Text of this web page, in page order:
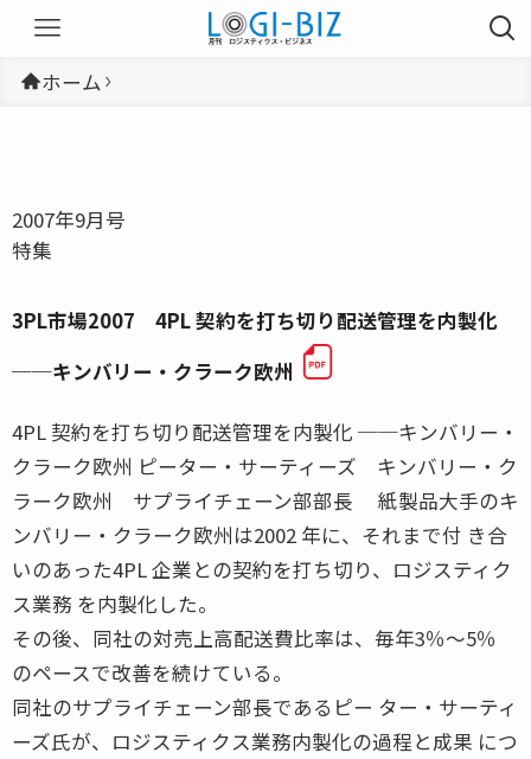
ホーム
2007年9月号
特集
3PL市場2007 4PL 契約を打ち切り配送管理を内製化
──キンバリー・クラーク欧州
4PL 契約を打ち切り配送管理を内製化 ──キンバリー・
クラーク欧州 ピーター・サーティーズ キンバリー・ク
ラーク欧州 サプライチェーン部部長 紙製品大手のキ
ンバリー・クラーク欧州は2002 年に、それまで付 き合
いのあった4PL 企業との契約を打ち切り、ロジスティク
ス業務 を内製化した。
その後、同社の対売上高配送費比率は、毎年3％〜5％
のペースで改善を続けている。
同社のサプライチェーン部長であるピー ター・サーティ
ーズ氏が、ロジスティクス業務内製化の過程と成果 につ